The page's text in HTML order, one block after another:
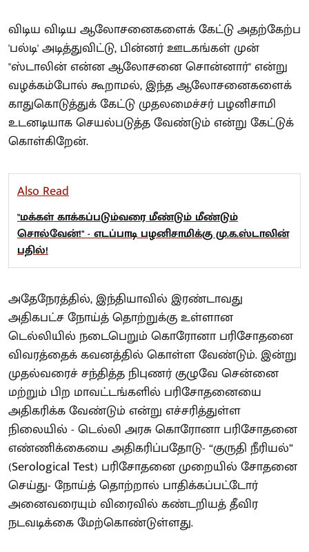
விடிய விடிய ஆலோசனைகளைக் கேட்டு அதற்கேற்ப
'பல்டி' அடித்துவிட்டு, பின்னர் ஊடகங்கள் முன்
"ஸ்டாலின் என்ன ஆலோசனை சொன்னார்" என்று
வழக்கம்போல் கூறாமல், இந்த ஆலோசனைகளைக்
காதுகொடுத்துக் கேட்டு முதலமைச்சர் பழனிசாமி
உடனடியாக செயல்படுத்த வேண்டும் என்று கேட்டுக்
கொள்கிறேன்.
Also Read
"மக்கள் காக்கப்படும்வரை மீண்டும் மீண்டும்
சொல்வேன்!" - எடப்பாடி பழனிசாமிக்கு மு.க.ஸ்டாலின்
பதில்!
அதேநேரத்தில், இந்தியாவில் இரண்டாவது
அதிகபட்ச நோய்த் தொற்றுக்கு உள்ளான
டெல்லியில் நடைபெறும் கொரோனா பரிசோதனை
விவரத்தைக் கவனத்தில் கொள்ள வேண்டும். இன்று
முதல்வரைச் சந்தித்த நிபுணர் குழுவே சென்னை
மற்றும் பிற மாவட்டங்களில் பரிசோதனையை
அதிகரிக்க வேண்டும் என்று எச்சரித்துள்ள
நிலையில் - டெல்லி அரசு கொரோனா பரிசோதனை
எண்ணிக்கையை அதிகரிப்பதோடு- “குருதி நீரியல்”
(Serological Test) பரிசோதனை முறையில் சோதனை
செய்து- நோய்த் தொற்றால் பாதிக்கப்பட்டோர்
அனைவரையும் விரைவில் கண்டறியத் தீவிர
நடவடிக்கை மேற்கொண்டுள்ளது.